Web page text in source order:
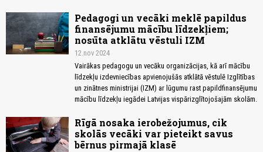
Pedagogi un vecāki meklē papildus
finansējumu mācību līdzekļiem;
nosūta atklātu vēstuli IZM
12.nov 2024
Vairākas pedagogu un vecāku organizācijas, kā arī mācību
līdzekļu izdevniecības apvienojušās atklātā vēstulē Izglītības
un zinātnes ministrijai (IZM) ar lūgumu rast papildfinansējumu
mācību līdzekļu iegādei Latvijas vispārizglītojošajām skolām.
Rīgā nosaka ierobežojumus, cik
skolās vecāki var pieteikt savus
bērnus pirmajā klasē